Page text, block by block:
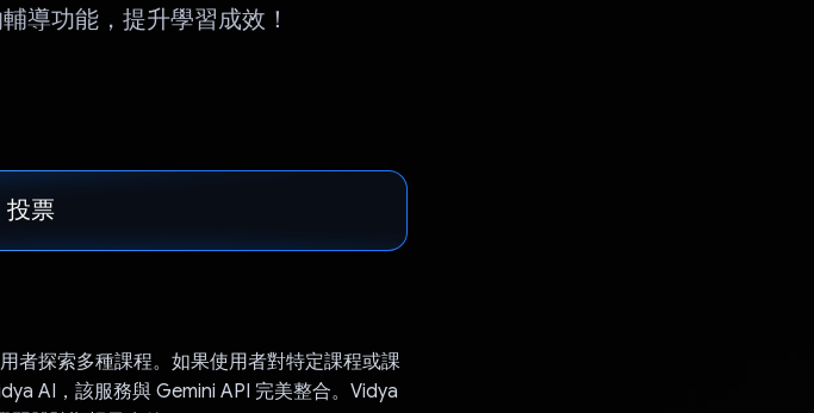
導功能，提升學習成效！
投票
者探索多種課程。如果使用者對特定課程或課
AI，該服務與 Gemini API 完美整合。Vidya